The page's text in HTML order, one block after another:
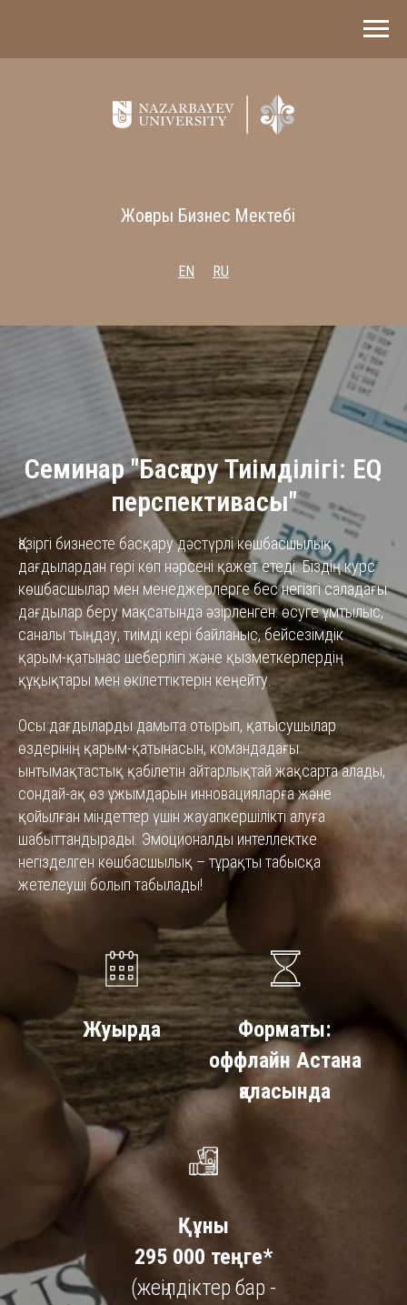
Жоғары Бизнес Мектебі
EN RU
Семинар "Басқару Тиімділігі: EQ
перспективасы"
Қазіргі бизнесте басқару дәстүрлі көшбасшылық
дағдылардан гөрі көп нәрсені қажет етеді. Біздің курс
көшбасшылар мен менеджерлерге бес негізгі саладағы
дағдылар беру мақсатында әзірленген: өсуге ұмтылыс,
саналы тыңдау, тиімді кері байланыс, бейсезімдік
қарым-қатынас шеберлігі және қызметкерлердің
құқықтары мен өкілеттіктерін кеңейту.
Осы дағдыларды дамыта отырып, қатысушылар
өздерінің қарым-қатынасын, командадағы
ынтымақтастық қабілетін айтарлықтай жақсарта алады,
сондай-ақ өз ұжымдарын инновацияларға және
қойылған міндеттер үшін жауапкершілікті алуға
шабыттандырады. Эмоционалды интеллектке
негізделген көшбасшылық – тұрақты табысқа
жетелеуші болып табылады!
Жуырда
Форматы:
оффлайн Астана
қаласында
Құны
295 000 теңге*
(жеңілдіктер бар -